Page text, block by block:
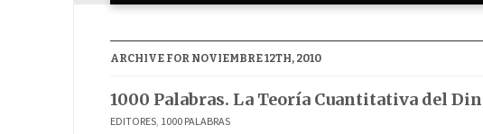
ARCHIVE FOR NOVIEMBRE 12TH, 2010
1000 Palabras. La Teoría Cuantitativa del
EDITORES, 1000 PALABRAS